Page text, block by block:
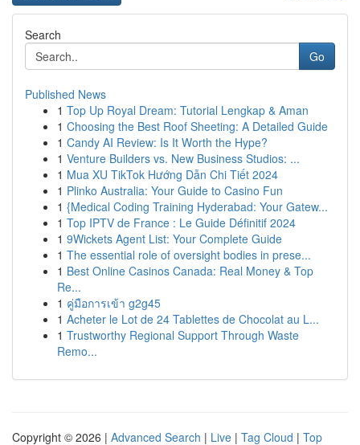
Search
Go
Published News
1 Top Up Royal Dream: Tutorial Lengkap & Aman
1 Choosing the Best Roof Sheeting: A Detailed Guide
1 Candy AI Review: Is It Worth the Hype?
1 Venture Builders vs. New Business Studios: ...
1 Mua XU TikTok Hướng Dẫn Chi Tiết 2024
1 Plinko Australia: Your Guide to Casino Fun
1 {Medical Coding Training Hyderabad: Your Gatew...
1 Top IPTV de France : Le Guide Définitif 2024
1 9Wickets Agent List: Your Complete Guide
1 The essential role of oversight bodies in prese...
1 Best Online Casinos Canada: Real Money & Top
Re...
1 คู่มือการเข้า g2g45
1 Acheter le Lot de 24 Tablettes de Chocolat au L...
1 Trustworthy Regional Support Through Waste
Remo...
Copyright © 2026 | Advanced Search | Live | Tag Cloud | Top